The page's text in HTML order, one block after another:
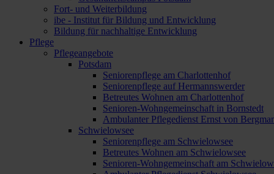
Fort- und Weiterbildung
ibe - Institut für Bildung und Entwicklung
Bildung für nachhaltige Entwicklung
Pflege
Pflegeangebote
Potsdam
Seniorenpflege am Charlottenhof
Seniorenpflege auf Hermannswerder
Betreutes Wohnen am Charlottenhof
Senioren-Wohngemeinschaft in Bornstedt
Ambulanter Pflegedienst Ernst von
Schwielowsee
Seniorenpflege am Schwielowsee
Betreutes Wohnen am Schwielowsee
Senioren-Wohngemeinschaft am